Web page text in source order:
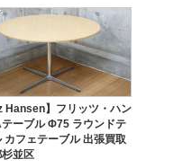
Hansen】フリッツ・ハン
ーブル Φ75 ラウンドテ
カフェテーブル 出張買取
並区